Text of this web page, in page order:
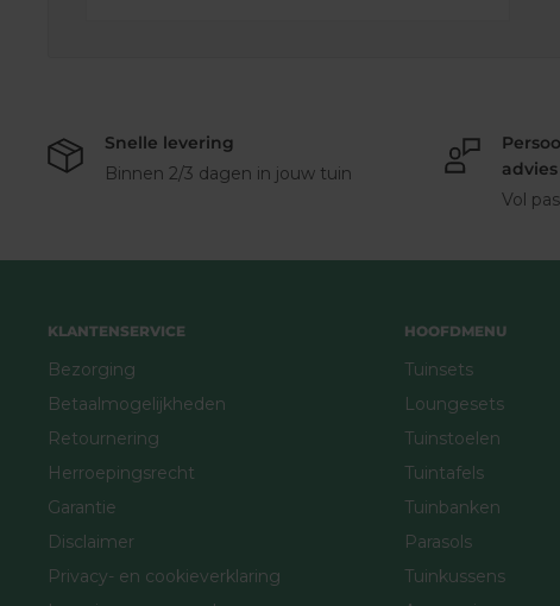
Snelle levering
Binnen 2/3 dagen in jouw tuin
advies
Vol
KLANTENSERVICE
Bezorging
Betaalmogelijkheden
Retournering
Herroepingsrecht
Garantie
Disclaimer
Privacy- en cookieverklaring
HOOFDMENU
Tuinsets
Loungesets
Tuinstoelen
Tuintafels
Tuinbanken
Parasols
Tuinkussens